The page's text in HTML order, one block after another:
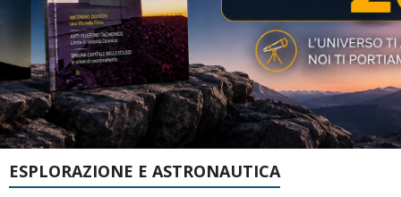
ESPLORAZIONE E ASTRONAUTICA